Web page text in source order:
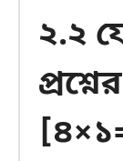
২.২